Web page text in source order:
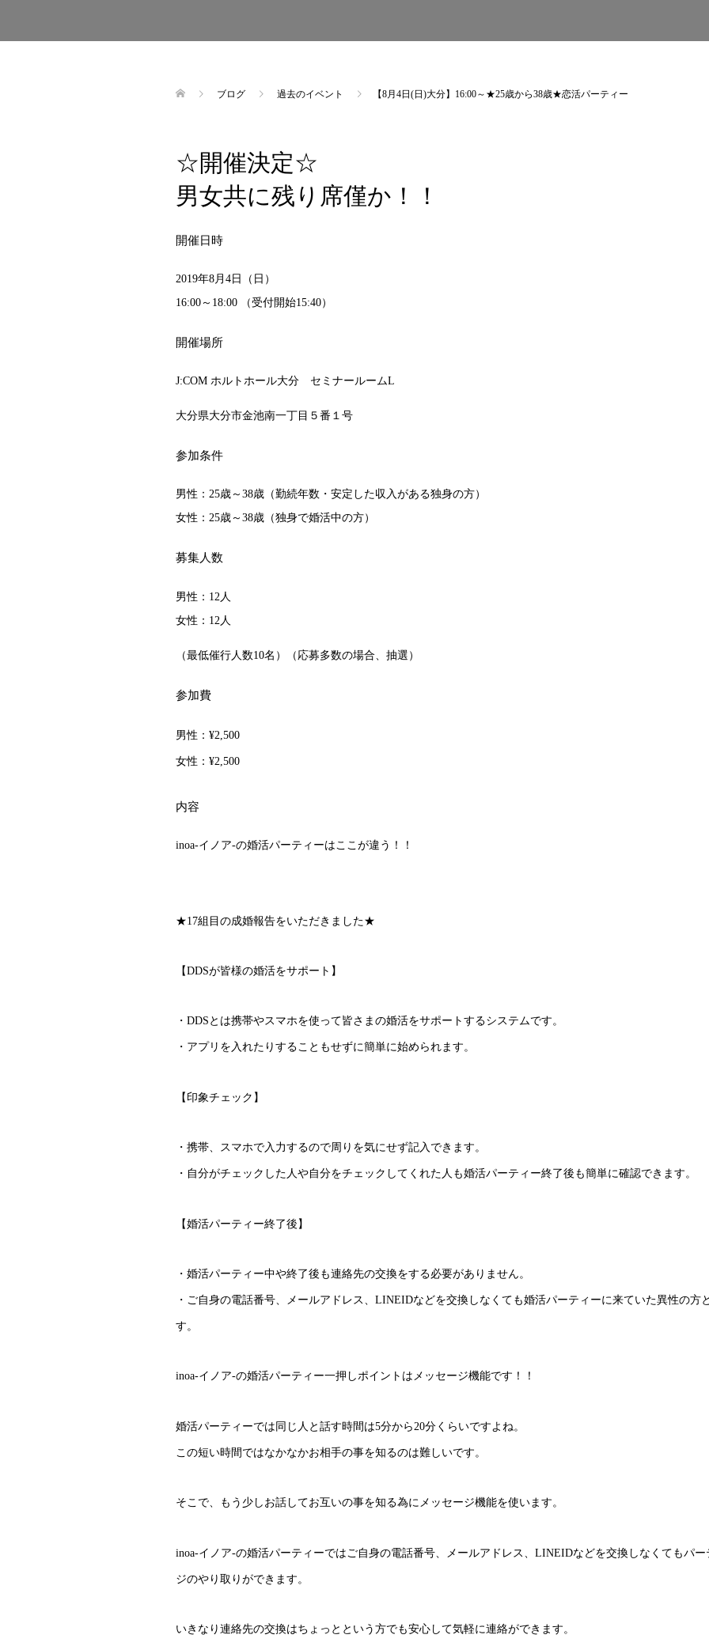
ブログ 過去のイベント 【8月4日(日)大分】16:00～★25歳から38歳★恋活パーティー
☆開催決定☆
男女共に残り席僅か！！
開催日時
2019年8月4日（日）
16:00～18:00 （受付開始15:40）
開催場所
J:COM ホルトホール大分 セミナールームL
大分県大分市金池南一丁目５番１号
参加条件
男性：25歳～38歳（勤続年数・安定した収入がある独身の方）
女性：25歳～38歳（独身で婚活中の方）
募集人数
男性：12人
女性：12人
（最低催行人数10名）（応募多数の場合、抽選）
参加費
男性： ¥2,500
女性： ¥2,500
内容
inoa-イノア-の婚活パーティーはここが違う！！
★17組目の成婚報告をいただきました★
【DDSが皆様の婚活をサポート】
・DDSとは携帯やスマホを使って皆さまの婚活をサポートするシステムです。
・アプリを入れたりすることもせずに簡単に始められます。
【印象チェック】
・携帯、スマホで入力するので周りを気にせず記入できます。
・自分がチェックした人や自分をチェックしてくれた人も婚活パーティー終了後も簡単に確認できます。
【婚活パーティー終了後】
・婚活パーティー中や終了後も連絡先の交換をする必要がありません。
・ご自身の電話番号、メールアドレス、LINEIDなどを交換しなくても婚活パーティーに来ていた異性の方
す。
inoa-イノア-の婚活パーティー一押しポイントはメッセージ機能です！！
婚活パーティーでは同じ人と話す時間は5分から20分くらいですよね。
この短い時間ではなかなかお相手の事を知るのは難しいです。
そこで、もう少しお話してお互いの事を知る為にメッセージ機能を使います。
inoa-イノア-の婚活パーティーではご自身の電話番号、メールアドレス、LINEIDなどを交換しなくてもパ
ジのやり取りができます。
いきなり連絡先の交換はちょっとという方でも安心して気軽に連絡ができます。